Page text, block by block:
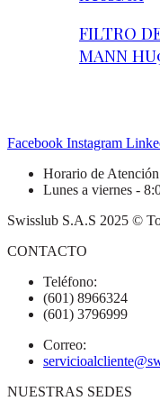
FILTRO
MANN
Facebook Instagram
Horario de Atención
Lunes a viernes -
Swisslub S.A.S 2025 ©
CONTACTO
Teléfono:
(601) 8966324
(601) 3796999
Correo:
NUESTRAS SEDES